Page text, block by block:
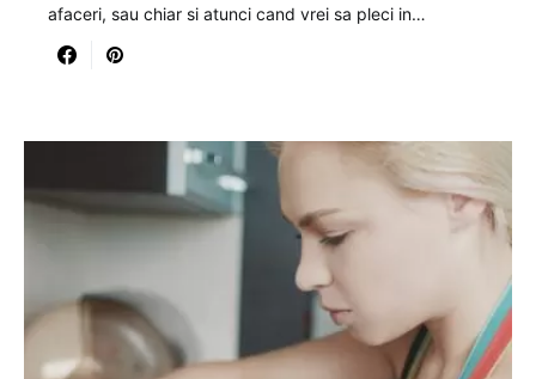
afaceri, sau chiar si atunci cand vrei sa pleci in…